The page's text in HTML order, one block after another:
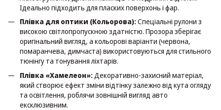
Ідеально підходить для пласких поверхонь і фар.
Плівка для оптики (Кольорова):Спеціальні рулони з
високою світлопропускною здатністю. Прозора зберігає
оригінальний вигляд, а кольорові варіанти (червона,
помаранчева, димчаста) використовуються для стильного
тюнінгу та тонування ліхтарів.
Плівка «Хамелеон»: Декоративно-захисний матеріал,
який створює ефект зміни відтінку залежно від кута огляду
та освітлення, роблячи зовнішній вигляд авто
ексклюзивним.